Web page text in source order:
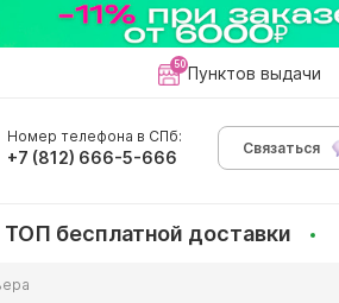
Пунктов выдачи
Номер телефона в СПб:
+7 (812) 666-5-666
Связаться
ТОП бесплатной доставки